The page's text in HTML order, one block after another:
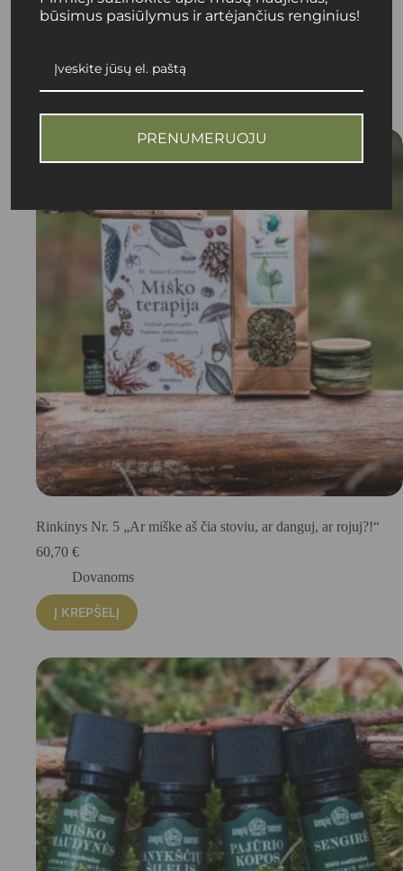
40,00€
Rinkinys Nr. 5 „Ar miške aš čia stoviu, ar danguj, ar rojuj?!“
60,70 €
Dovanoms
Į KREPŠELĮ
būsimus pasiūlymus ir artėjančius renginius!
PRENUMERUOJU